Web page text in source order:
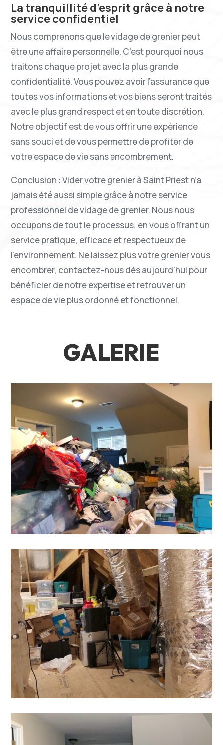
La tranquillité d’esprit grâce à notre
service confidentiel
Nous comprenons que le vidage de grenier peut
être une affaire personnelle. C’est pourquoi nous
traitons chaque projet avec la plus grande
confidentialité. Vous pouvez avoir l’assurance que
toutes vos informations et vos biens seront traités
avec le plus grand respect et en toute discrétion.
Notre objectif est de vous offrir une expérience
sans souci et de vous permettre de profiter de
votre espace de vie sans encombrement.
Conclusion : Vider votre grenier à Saint Priest n’a
jamais été aussi simple grâce à notre service
professionnel de vidage de grenier. Nous nous
occupons de tout le processus, en vous offrant un
service pratique, efficace et respectueux de
l’environnement. Ne laissez plus votre grenier vous
encombrer, contactez-nous dès aujourd’hui pour
bénéficier de notre expertise et retrouver un
espace de vie plus ordonné et fonctionnel.
GALERIE